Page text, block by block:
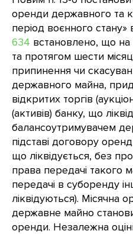
оренди державного та
період воєнного
634 встановлено, що на
та протягом шести
припинення чи
державного майна,
відкритих торгів
(активів) банку, що
балансоутримувачем
підставі договору
що ліквідується, без
права передачі такого
передачі в суборенду
ліквідуються). Місячна
державне майно
оренди. Незалежна